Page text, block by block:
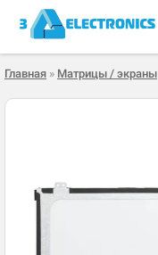
Главная » Матрицы / экраны